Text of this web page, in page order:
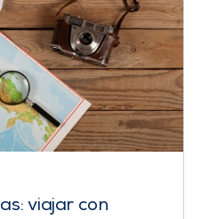
viajar con